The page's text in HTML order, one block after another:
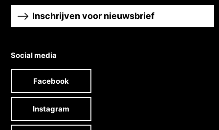
Inschrijven voor nieuwsbrief
Social media
Facebook
Instagram